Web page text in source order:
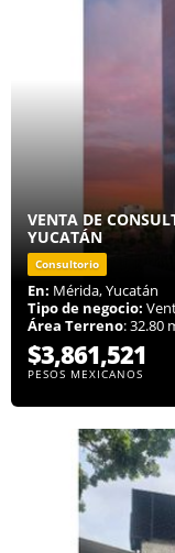
VENTA DE
YUCATÁN
Consultorio
En: Mérida, Yucatán
Tipo de negocio:
Área Terreno: 32.80
$3,861,521
PESOS MEXICANOS